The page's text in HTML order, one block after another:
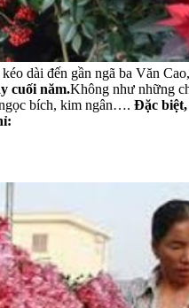
dài đến gần ngã ba Văn Cao,
cuối năm.Không như những
bích, kim ngân…. Đặc